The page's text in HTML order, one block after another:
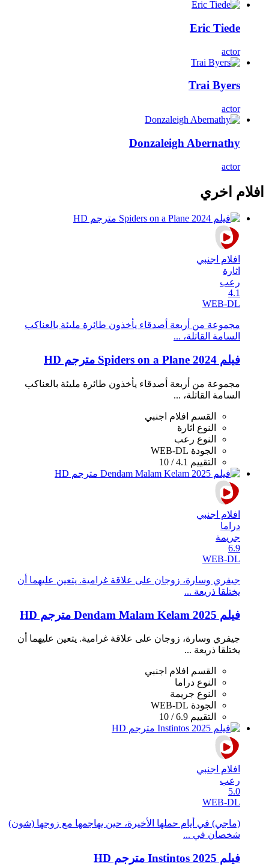
Eric Tiede
actor
Trai Byers
actor
Donzaleigh Abernathy
actor
افلام اخري
افلام اجنبي
اثارة
رعب
4.1
WEB-DL
مجموعة من أربعة أصدقاء يأخذون طائرة مليئة بالعناكب
السامة القاتلة، ...
فيلم Spiders on a Plane 2024 مترجم HD
مجموعة من أربعة أصدقاء يأخذون طائرة مليئة بالعناكب
السامة القاتلة، ...
القسم
افلام اجنبي
النوع اثارة
النوع رعب
الجودة WEB-DL
التقييم 4.1 / 10
افلام اجنبي
دراما
جريمة
6.9
WEB-DL
جيفري وسارة، زوجان على علاقة غرامية. يتعين عليهما أن
يختلقا ذريعة ...
فيلم Dendam Malam Kelam 2025 مترجم HD
جيفري وسارة، زوجان على علاقة غرامية. يتعين عليهما أن
يختلقا ذريعة ...
القسم
افلام اجنبي
النوع دراما
النوع جريمة
الجودة WEB-DL
التقييم 6.9 / 10
افلام اجنبي
رعب
5.0
WEB-DL
(ماجي) في أيام حملها الأخيرة، حين يهاجمها مع زوجها (شون)
شخصان في ...
فيلم Instintos 2025 مترجم HD